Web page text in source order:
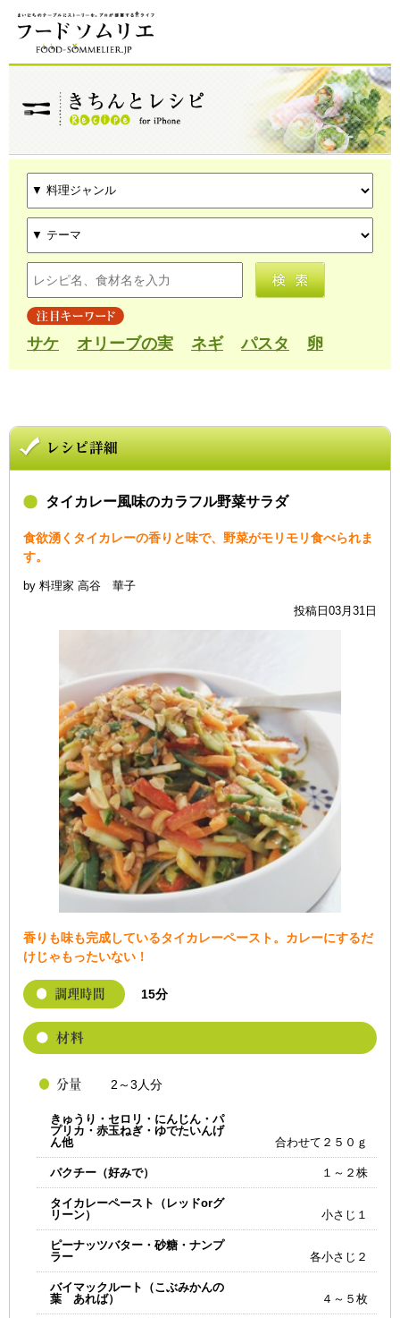
サケ オリーブの実 ネギ パスタ 卵
タイカレー風味のカラフル野菜サラダ
食欲湧くタイカレーの香りと味で、野菜がモリモリ食べられま
す。
by 料理家 高谷 華子
投稿日03月31日
香りも味も完成しているタイカレーペースト。カレーにするだ
けじゃもったいない！
15分
2～3人分
きゅうり・セロリ・にんじん・パ
プリカ・赤玉ねぎ・ゆでたいんげ
ん他
合わせて２５０ｇ
パクチー（好みで） １～２株
タイカレーペースト（レッドorグ
リーン）
小さじ１
ピーナッツバター・砂糖・ナンプ
ラー
各小さじ２
バイマックルート（こぶみかんの
葉 あれば）
４～５枚